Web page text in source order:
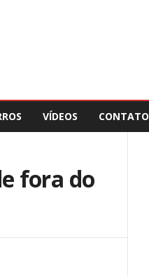
VÍDEOS CONTATO
fora do